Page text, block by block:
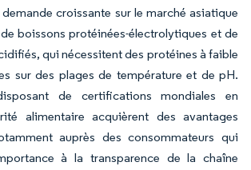
croissante sur le marché asiatique
boissons protéinées-électrolytiques et de
qui nécessitent des protéines à faible
sur des plages de température et de pH.
de certifications mondiales en
alimentaire acquièrent des avantages
auprès des consommateurs qui
à la transparence de la chaîne